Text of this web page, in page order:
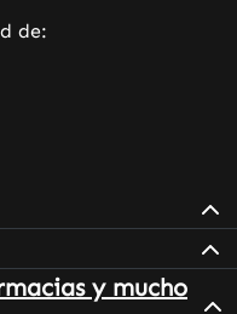
de:
y mucho